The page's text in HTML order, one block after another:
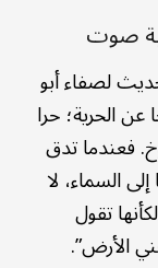
صوت
لصفاء أبو
الحرية؛ حرا
فعندما تدق
السماء، لا
تقول
الأرض”.